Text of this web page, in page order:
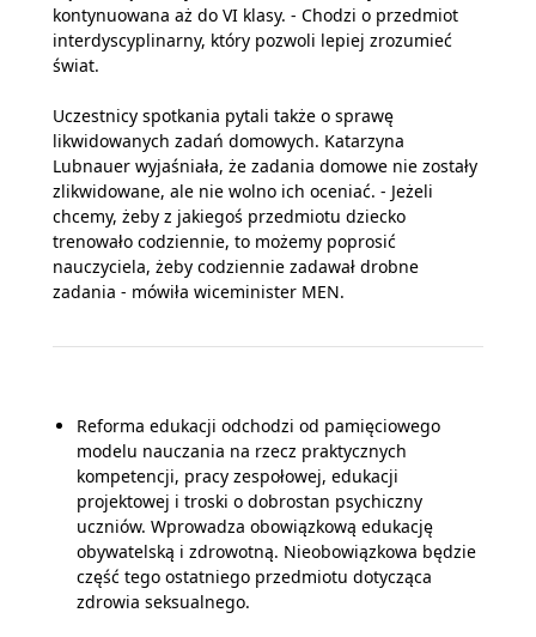
kontynuowana aż do VI klasy. - Chodzi o przedmiot
interdyscyplinarny, który pozwoli lepiej zrozumieć
świat.
Uczestnicy spotkania pytali także o sprawę
likwidowanych zadań domowych. Katarzyna
Lubnauer wyjaśniała, że zadania domowe nie zostały
zlikwidowane, ale nie wolno ich oceniać. - Jeżeli
chcemy, żeby z jakiegoś przedmiotu dziecko
trenowało codziennie, to możemy poprosić
nauczyciela, żeby codziennie zadawał drobne
zadania - mówiła wiceminister MEN.
Reforma edukacji odchodzi od pamięciowego
modelu nauczania na rzecz praktycznych
kompetencji, pracy zespołowej, edukacji
projektowej i troski o dobrostan psychiczny
uczniów. Wprowadza obowiązkową edukację
obywatelską i zdrowotną. Nieobowiązkowa będzie
część tego ostatniego przedmiotu dotycząca
zdrowia seksualnego.